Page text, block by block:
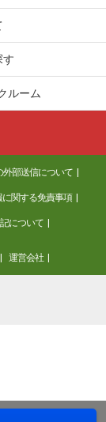
す
ルーム
外部送信について
関する免責事項
について
運営会社